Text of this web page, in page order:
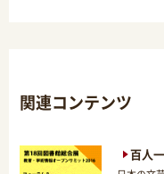
関連コンテンツ
百人